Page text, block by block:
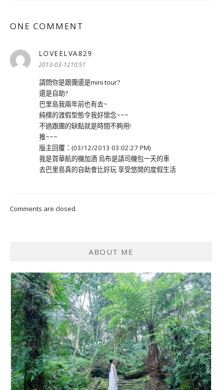
ONE COMMENT
LOVEELVA829
2013-03-1210:51
請問你是跟團還是mini tour?
還是自助?
巴里島我兩年前也有去~
純樸的渡假型態令我好懷念~~~
不過跟團的缺點就是時間不夠用!
推~~~
版主回覆：(03/12/2013 03:02:27 PM)
我是買華航的機加酒 烏布是請司機包一天的車
去巴里島真的自助會比好玩 享受悠閒的度假生活
Comments are closed.
ABOUT ME